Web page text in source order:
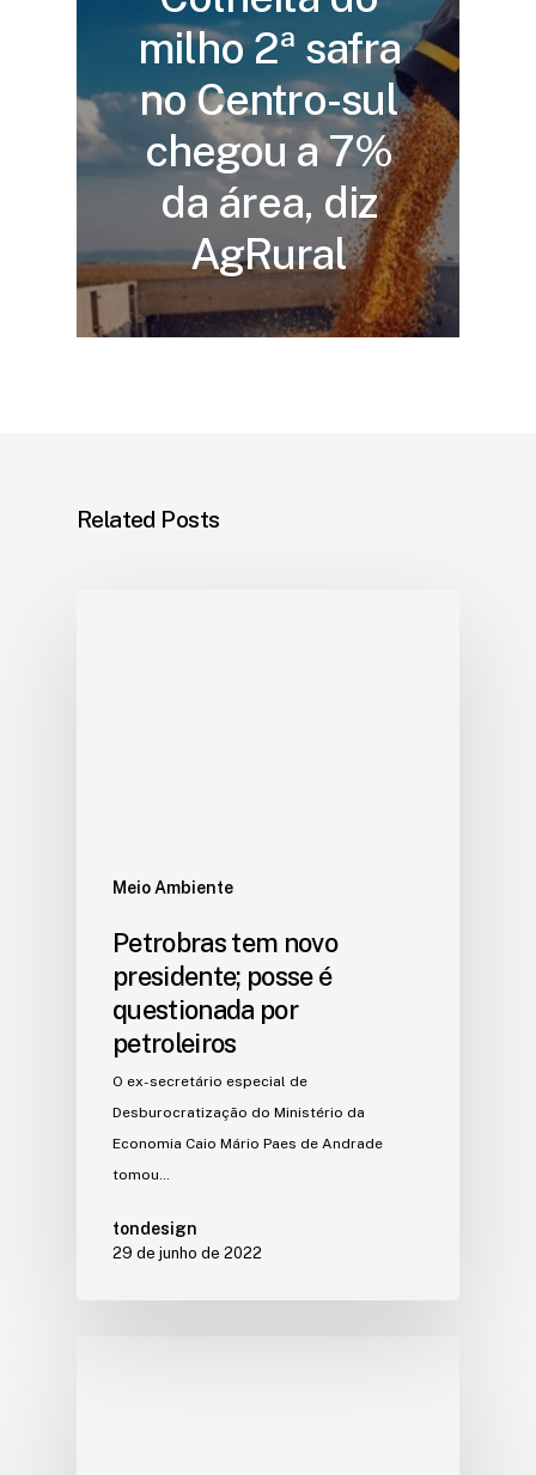
milho 2ª safra
no Centro-sul
chegou a 7%
da área, diz
AgRural
Related Posts
Meio Ambiente
Petrobras tem novo
presidente; posse é
questionada por
petroleiros
O ex-secretário especial de
Desburocratização do Ministério da
Economia Caio Mário Paes de Andrade
tomou…
tondesign
29 de junho de 2022